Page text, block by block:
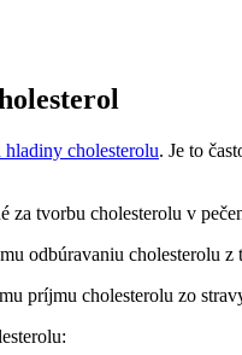
hladiny cholesterolu. ⁢Je⁤ to
tvorbu cholesterolu v
odbúravaniu ⁢cholesterolu⁣ z‌
príjmu cholesterolu zo